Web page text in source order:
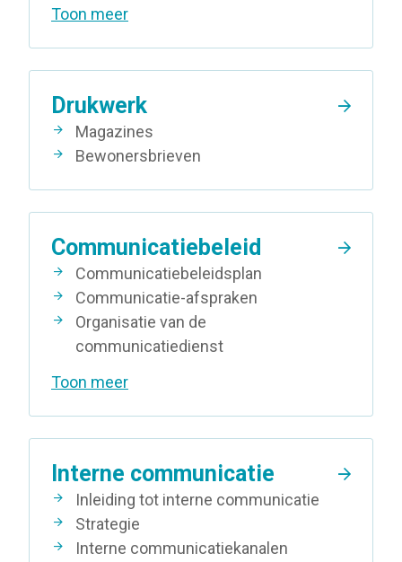
Toon meer
Drukwerk
Magazines
Bewonersbrieven
Communicatiebeleid
Communicatiebeleidsplan
Communicatie-afspraken
Organisatie van de
communicatiedienst
Toon meer
Interne communicatie
Inleiding tot interne communicatie
Strategie
Interne communicatiekanalen